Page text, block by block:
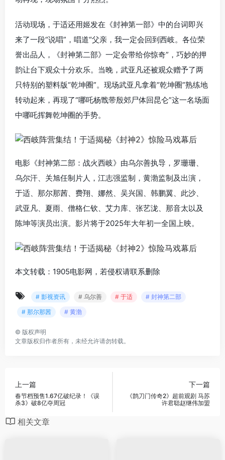
活动现场，于适还用姬发在《封神第一部》中的台词即兴
来了一段“说唱”，唱道“父亲，我一定会回到西岐。各位荣
誉出品人，《封神第二部》一定会带给你惊奇”，巧妙的押
韵让台下观众十分欢乐。 当晚，武亚凡还被观众赠予了两
只特别的塑料版“乾坤圈”。现场武亚凡拿着“乾坤圈”熟练地
转动起来，再现了“哪吒杨戬带殷郊尸体回昆仑”这一名场面
中哪吒挥舞乾坤圈的手势。
电影《封神第二部：战火西岐》由乌尔善执导，罗珊珊、
乌尔汗、关旭任制片人，江志强监制，黄渤监制及出演，
于适、那尔那茜、费翔、娜然、吴兴国、韩鹏翼、此沙、
武亚凡、夏雨、僧格仁钦、艾力库、张艺泷、那音太以及
陈坤等演员出演。影片将于2025年大年初一全国上映。
本文转载：1905电影网，若侵权请联系删除
# 影视资讯 # 乌尔善 # 于适
# 封神第二部
# 那尔那茜
# 黄渤
© 版权声明
文章版权归作者所有，未经允许请勿转载。
上一篇
春节档预售1.67亿破纪录！《误
杀3》破8亿夺周冠
下一篇
《鹊刀门传奇2》超前观剧 马苏
许君聪赵继伟加盟
相关文章